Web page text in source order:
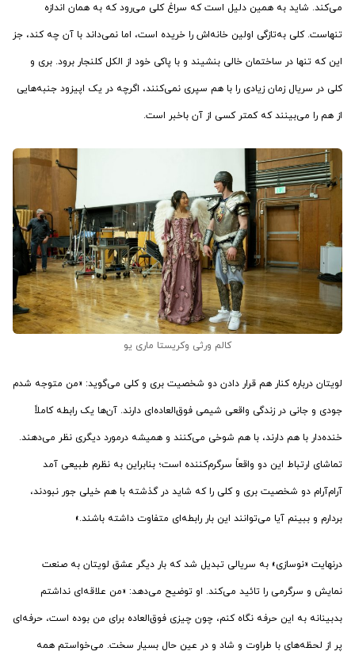
می‌کند. شاید به همین دلیل است که سراغ کلی می‌رود که به همان اندازه
تنهاست. کلی به‌تازگی اولین خانه‌‌اش را خریده است، اما نمی‌داند با آن چه کند، جز
این که تنها در ساختمان خالی بنشیند و با پاکی خود از الکل کلنجار برود. بری و
کلی در سریال زمان زیادی را با هم سپری نمی‌کنند، اگرچه در یک اپیزود جنبه‌هایی
از هم را می‌بینند که کمتر کسی از آن‌ باخبر است.
کالم ورثی وکریستا ماری یو
لویتان درباره کنار هم قرار دادن دو شخصیت بری و کلی می‌گوید: «من متوجه شدم
جودی و جانی در زندگی واقعی شیمی فوق‌العاده‌ای دارند. آن‌ها یک رابطه کاملاً
خنده‌دار با هم دارند، با هم شوخی می‌کنند و همیشه درمورد دیگری نظر می‌دهند.
تماشای ارتباط این دو واقعاً سرگرم‌کننده است؛ بنابراین به نظرم طبیعی آمد
آرام‌آرام دو شخصیت بری و کلی را که شاید در گذشته با هم خیلی جور نبودند،
بردارم و ببینم آیا می‌توانند این بار رابطه‌ای متفاوت داشته باشند.»
درنهایت «نوسازی» به سریالی تبدیل شد که بار دیگر عشق لویتان به صنعت
نمایش و سرگرمی را تائید می‌کند. او توضیح می‌دهد: «من علاقه‌ای نداشتم
بدبینانه به این حرفه نگاه کنم، چون چیزی فوق‌العاده برای من بوده است، حرفه‌ای
پر از لحظه‌های با طراوت و شاد و در عین حال بسیار سخت. می‌خواستم همه